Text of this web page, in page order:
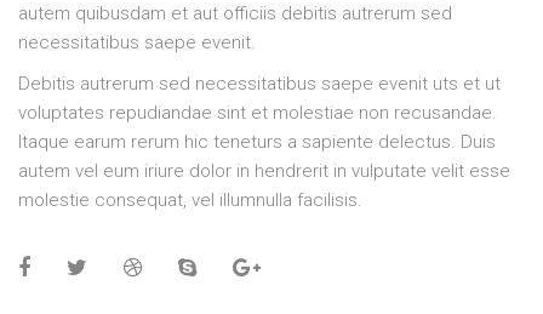
autem quibusdam et aut officiis debitis autrerum sed
necessitatibus saepe evenit.
Debitis autrerum sed necessitatibus saepe evenit uts et ut
voluptates repudiandae sint et molestiae non recusandae.
Itaque earum rerum hic teneturs a sapiente delectus. Duis
autem vel eum iriure dolor in hendrerit in vulputate velit esse
molestie consequat, vel illumnulla facilisis.